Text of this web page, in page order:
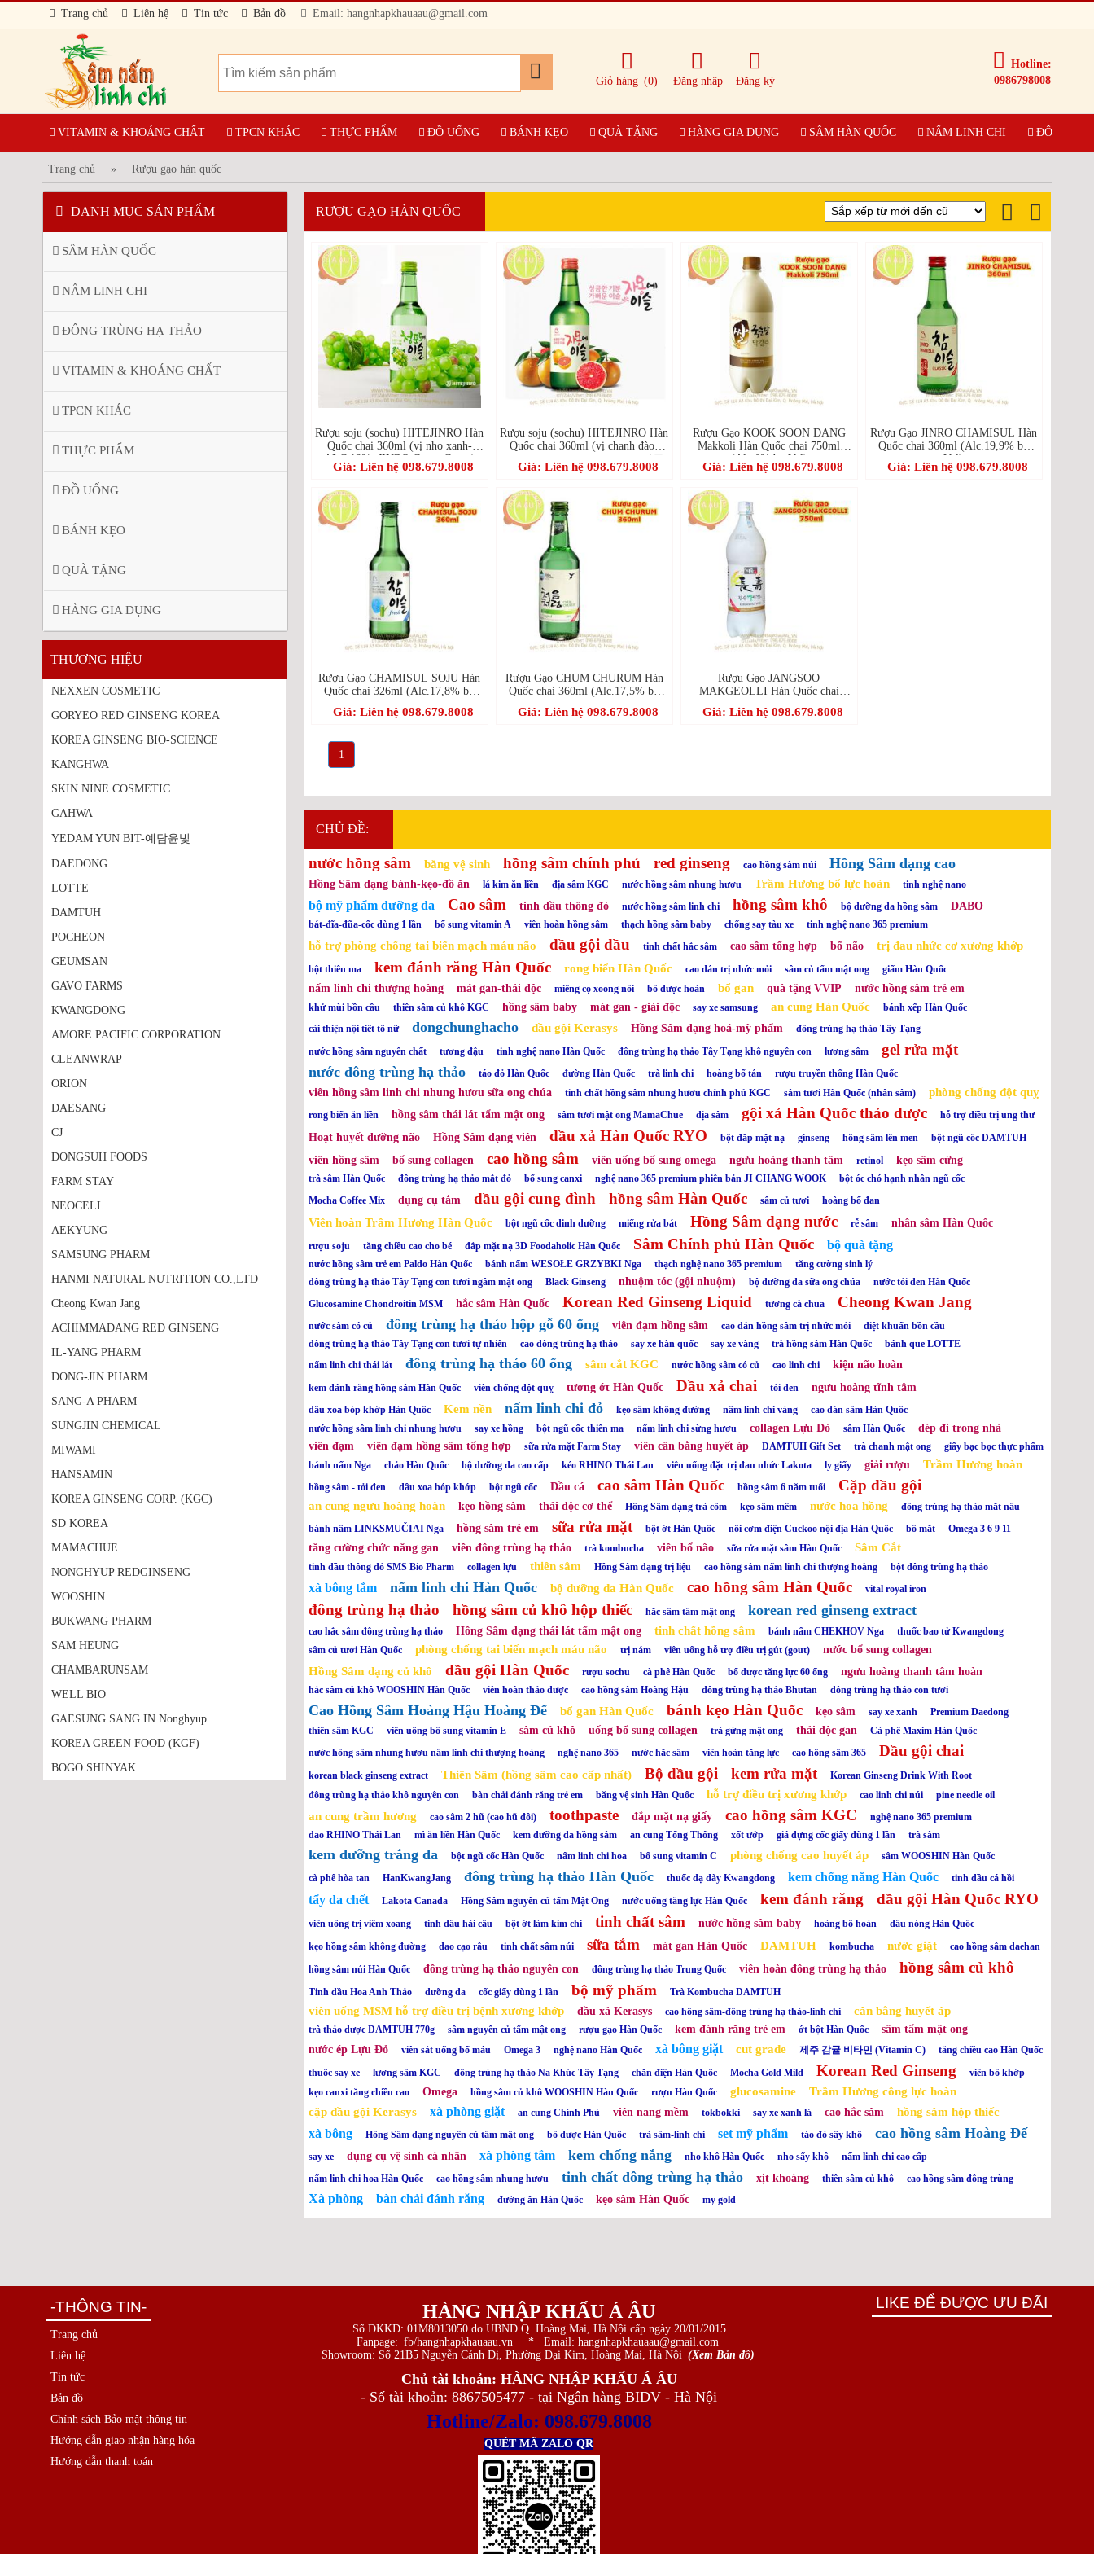
Trang chủ Liên hệ Tin tức Bản đồ Email: hangnhapkhauaau@gmail.com
Hotline:
0986798008
Giỏ hàng (0) Đăng nhập Đăng ký
VITAMIN & KHOÁNG CHẤT TPCN KHÁC THỰC PHẨM ĐỒ UỐNG BÁNH KẸO QUÀ TẶNG HÀNG GIA DỤNG SÂM HÀN QUỐC NẤM LINH CHI ĐÔNG
Trang chủ » Rượu gạo hàn quốc
DANH MỤC SẢN PHẨM
SÂM HÀN QUỐC
NẤM LINH CHI
ĐÔNG TRÙNG HẠ THẢO
VITAMIN & KHOÁNG CHẤT
TPCN KHÁC
THỰC PHẨM
ĐỒ UỐNG
BÁNH KẸO
QUÀ TẶNG
HÀNG GIA DỤNG
THƯƠNG HIỆU
NEXXEN COSMETIC
GORYEO RED GINSENG KOREA
KOREA GINSENG BIO-SCIENCE
KANGHWA
SKIN NINE COSMETIC
GAHWA
YEDAM YUN BIT-예담윤빛
DAEDONG
LOTTE
DAMTUH
POCHEON
GEUMSAN
GAVO FARMS
KWANGDONG
AMORE PACIFIC CORPORATION
CLEANWRAP
ORION
DAESANG
CJ
DONGSUH FOODS
FARM STAY
NEOCELL
AEKYUNG
SAMSUNG PHARM
HANMI NATURAL NUTRITION CO.,LTD
Cheong Kwan Jang
ACHIMMADANG RED GINSENG
IL-YANG PHARM
DONG-JIN PHARM
SANG-A PHARM
SUNGJIN CHEMICAL
MIWAMI
HANSAMIN
KOREA GINSENG CORP. (KGC)
SD KOREA
MAMACHUE
NONGHYUP REDGINSENG
WOOSHIN
BUKWANG PHARM
SAM HEUNG
CHAMBARUNSAM
WELL BIO
GAESUNG SANG IN Nonghyup
KOREA GREEN FOOD (KGF)
BOGO SHINYAK
RƯỢU GẠO HÀN QUỐC
Rượu soju (sochu) HITEJINRO Hàn
Quốc chai 360ml (vị nho xanh-
ALC.13%, JINRO Green Grape)
Giá: Liên hệ 098.679.8008
Rượu soju (sochu) HITEJINRO Hàn
Quốc chai 360ml (vị chanh đào-
ALC.13% JINRO Grapefruit-자몽
에이슬)
Giá: Liên hệ 098.679.8008
Rượu Gạo KOOK SOON DANG
Makkoli Hàn Quốc chai 750ml
(Alc.6% by Vol)
Giá: Liên hệ 098.679.8008
Rượu Gạo JINRO CHAMISUL Hàn
Quốc chai 360ml (Alc.19,9% by
Vol)
Giá: Liên hệ 098.679.8008
Rượu Gạo CHAMISUL SOJU Hàn
Quốc chai 326ml (Alc.17,8% by
Vol)
Giá: Liên hệ 098.679.8008
Rượu Gạo CHUM CHURUM Hàn
Quốc chai 360ml (Alc.17,5% by
Vol)
Giá: Liên hệ 098.679.8008
Rượu Gạo JANGSOO
MAKGEOLLI Hàn Quốc chai
750ml (Alc.6% by Vol-월매쌀막걸
리)
Giá: Liên hệ 098.679.8008
1
CHỦ ĐỀ:
nước hồng sâm băng vệ sinh hồng sâm chính phủ red ginseng cao hồng sâm núi Hồng Sâm dạng cao
Hồng Sâm dạng bánh-kẹo-đồ ăn lá kim ăn liền địa sâm KGC nước hồng sâm nhung hươu Trầm Hương bổ lực hoàn tinh nghệ nano
bộ mỹ phẩm dưỡng da Cao sâm tinh dầu thông đỏ nước hồng sâm linh chi hồng sâm khô bộ dưỡng da hồng sâm DABO
bát-đĩa-đũa-cốc dùng 1 lần bổ sung vitamin A viên hoàn hồng sâm thạch hồng sâm baby chống say tàu xe tinh nghệ nano 365 premium
hỗ trợ phòng chống tai biến mạch máu não dầu gội đầu tinh chất hắc sâm cao sâm tổng hợp bổ não trị đau nhức cơ xương khớp
bột thiên ma kem đánh răng Hàn Quốc rong biển Hàn Quốc cao dán trị nhức mỏi sâm củ tẩm mật ong giấm Hàn Quốc
nấm linh chi thượng hoàng mát gan-thải độc miếng cọ xoong nồi bổ dược hoàn bổ gan quà tặng VVIP nước hồng sâm trẻ em
khử mùi bồn cầu thiên sâm củ khô KGC hồng sâm baby mát gan - giải độc say xe samsung an cung Hàn Quốc
bánh xếp Hàn Quốc
cải thiện nội tiết tố nữ
dongchunghacho dầu gội Kerasys Hồng Sâm dạng hoá-mỹ phẩm
đông trùng hạ thảo Tây Tạng
nước hồng sâm nguyên chất
tương đậu tinh nghệ nano Hàn Quốc đông trùng hạ thảo Tây Tạng khô nguyên con lương sâm gel rửa mặt
nước đông trùng hạ thảo táo đỏ Hàn Quốc đường Hàn Quốc trà linh chi hoàng bổ tán rượu truyền thống Hàn Quốc
viên hồng sâm linh chi nhung hươu sữa ong chúa tinh chất hồng sâm nhung hươu chính phủ KGC sâm tươi Hàn Quốc (nhân sâm) phòng chống đột quỵ
rong biển ăn liền hồng sâm thái lát tẩm mật ong sâm tươi mật ong MamaChue địa sâm gội xả Hàn Quốc thảo dược hỗ trợ điều trị ung thư
Hoạt huyết dưỡng não Hồng Sâm dạng viên dầu xả Hàn Quốc RYO bột đắp mặt nạ ginseng hồng sâm lên men bột ngũ cốc DAMTUH
viên hồng sâm bổ sung collagen cao hồng sâm viên uống bổ sung omega ngưu hoàng thanh tâm retinol kẹo sâm cứng
trà sâm Hàn Quốc đông trùng hạ thảo mắt đỏ bổ sung canxi nghệ nano 365 premium phiên bản JI CHANG WOOK
bột óc chó hạnh nhân ngũ cốc
Mocha Coffee Mix
dụng cụ tắm dầu gội cung đình hồng sâm Hàn Quốc sâm củ tươi hoàng bổ đan
Viên hoàn Trầm Hương Hàn Quốc bột ngũ cốc dinh dưỡng miếng rửa bát Hồng Sâm dạng nước rễ sâm nhân sâm Hàn Quốc
rượu soju tăng chiều cao cho bé đắp mặt nạ 3D Foodaholic Hàn Quốc Sâm Chính phủ Hàn Quốc bộ quà tặng
nước hồng sâm trẻ em Paldo Hàn Quốc bánh nấm WESOŁE GRZYBKI Nga thạch nghệ nano 365 premium
tăng cường sinh lý
đông trùng hạ thảo Tây Tạng con tươi ngâm mật ong
Black Ginseng nhuộm tóc (gội nhuộm) bộ dưỡng da sữa ong chúa
nước tỏi đen Hàn Quốc
Glucosamine Chondroitin MSM
hắc sâm Hàn Quốc Korean Red Ginseng Liquid tương cà chua Cheong Kwan Jang
nước sâm có củ đông trùng hạ thảo hộp gỗ 60 ống viên đạm hồng sâm cao dán hồng sâm trị nhức mỏi
diệt khuẩn bồn cầu
đông trùng hạ thảo Tây Tạng con tươi tự nhiên
cao đông trùng hạ thảo say xe hàn quốc say xe vàng trà hồng sâm Hàn Quốc
bánh que LOTTE
nấm linh chi thái lát
đông trùng hạ thảo 60 ống sâm cắt KGC nước hồng sâm có củ cao linh chi kiện não hoàn
kem đánh răng hồng sâm Hàn Quốc viên chống đột quỵ tương ớt Hàn Quốc Dầu xả chai tỏi đen ngưu hoàng tĩnh tâm
dầu xoa bóp khớp Hàn Quốc Kem nền nấm linh chi đỏ kẹo sâm không đường nấm linh chi vàng
cao dán sâm Hàn Quốc
nước hồng sâm linh chi nhung hươu
say xe hồng bột ngũ cốc thiên ma nấm linh chi sừng hươu collagen Lựu Đỏ sâm Hàn Quốc
dép đi trong nhà
viên đạm
viên đạm hồng sâm tổng hợp sữa rửa mặt Farm Stay viên cân bằng huyết áp DAMTUH Gift Set trà chanh mật ong
giấy bạc bọc thực phẩm
bánh nấm Nga
chảo Hàn Quốc bộ dưỡng da cao cấp kéo RHINO Thái Lan viên uống đặc trị đau nhức Lakota ly giấy giải rượu Trầm Hương hoàn
hồng sâm - tỏi đen dầu xoa bóp khớp bột ngũ cốc Dầu cá cao sâm Hàn Quốc hồng sâm 6 năm tuổi Cặp dầu gội
an cung ngưu hoàng hoàn kẹo hồng sâm thải độc cơ thể Hồng Sâm dạng trà cốm kẹo sâm mềm nước hoa hồng
đông trùng hạ thảo mắt nâu
bánh nấm LINKSMUČIAI Nga
hồng sâm trẻ em sữa rửa mặt bột ớt Hàn Quốc nồi cơm điện Cuckoo nội địa Hàn Quốc bổ mắt Omega 3 6 9 11
tăng cường chức năng gan viên đông trùng hạ thảo trà kombucha viên bổ não sữa rửa mặt sâm Hàn Quốc Sâm Cắt
tinh dầu thông đỏ SMS Bio Pharm collagen lựu thiên sâm Hồng Sâm dạng trị liệu cao hồng sâm nấm linh chi thượng hoàng bột đông trùng hạ thảo
xà bông tắm nấm linh chi Hàn Quốc bộ dưỡng da Hàn Quốc cao hồng sâm Hàn Quốc vital royal iron
đông trùng hạ thảo hồng sâm củ khô hộp thiếc hắc sâm tẩm mật ong korean red ginseng extract
cao hắc sâm đông trùng hạ thảo Hồng Sâm dạng thái lát tẩm mật ong tinh chất hồng sâm bánh nấm CHEKHOV Nga
thuốc bao tử Kwangdong
sâm củ tươi Hàn Quốc
phòng chống tai biến mạch máu não trị nám viên uống hỗ trợ điều trị gút (gout) nước bổ sung collagen
Hồng Sâm dạng củ khô dầu gội Hàn Quốc rượu sochu cà phê Hàn Quốc bổ dược tăng lực 60 ống ngưu hoàng thanh tâm hoàn
hắc sâm củ khô WOOSHIN Hàn Quốc viên hoàn thảo dược cao hồng sâm Hoàng Hậu đông trùng hạ thảo Bhutan đông trùng hạ thảo con tươi
Cao Hồng Sâm Hoàng Hậu Hoàng Đế bổ gan Hàn Quốc bánh kẹo Hàn Quốc kẹo sâm say xe xanh
Premium Daedong
thiên sâm KGC
viên uống bổ sung vitamin E sâm củ khô uống bổ sung collagen trà gừng mật ong thải độc gan
Cà phê Maxim Hàn Quốc
nước hồng sâm nhung hươu nấm linh chi thượng hoàng
nghệ nano 365 nước hắc sâm viên hoàn tăng lực cao hồng sâm 365 Dầu gội chai
korean black ginseng extract Thiên Sâm (hồng sâm cao cấp nhất) Bộ dầu gội kem rửa mặt
Korean Ginseng Drink With Root
đông trùng hạ thảo khô nguyên con
bàn chải đánh răng trẻ em băng vệ sinh Hàn Quốc hỗ trợ điều trị xương khớp cao linh chi núi pine needle oil
an cung trầm hương cao sâm 2 hũ (cao hũ đôi) toothpaste đắp mặt nạ giấy cao hồng sâm KGC
nghệ nano 365 premium
dao RHINO Thái Lan
mì ăn liền Hàn Quốc kem dưỡng da hồng sâm an cung Tổng Thống xốt ướp giá đựng cốc giấy dùng 1 lần trà sâm
kem dưỡng trắng da bột ngũ cốc Hàn Quốc nấm linh chi hoa bổ sung vitamin C phòng chống cao huyết áp
sâm WOOSHIN Hàn Quốc
cà phê hòa tan
HanKwangJang đông trùng hạ thảo Hàn Quốc thuốc dạ dày Kwangdong kem chống nắng Hàn Quốc tinh dầu cá hồi
tẩy da chết Lakota Canada Hồng Sâm nguyên củ tẩm Mật Ong nước uống tăng lực Hàn Quốc kem đánh răng dầu gội Hàn Quốc RYO
viên uống trị viêm xoang tinh dầu hải cẩu bột ớt làm kim chi tinh chất sâm nước hồng sâm baby hoàng bổ hoàn
dầu nóng Hàn Quốc
kẹo hồng sâm không đường
dao cạo râu tinh chất sâm núi sữa tắm mát gan Hàn Quốc DAMTUH kombucha nước giặt
cao hồng sâm daehan
hồng sâm núi Hàn Quốc
đông trùng hạ thảo nguyên con đông trùng hạ thảo Trung Quốc viên hoàn đông trùng hạ thảo hồng sâm củ khô
Tinh dầu Hoa Anh Thảo dưỡng da cốc giấy dùng 1 lần bộ mỹ phẩm Trà Kombucha DAMTUH
viên uống MSM hỗ trợ điều trị bệnh xương khớp dầu xả Kerasys cao hồng sâm-đông trùng hạ thảo-linh chi cân bằng huyết áp
trà thảo dược DAMTUH 770g sâm nguyên củ tẩm mật ong rượu gạo Hàn Quốc kem đánh răng trẻ em ớt bột Hàn Quốc
sâm tẩm mật ong
nước ép Lựu Đỏ
viên sắt uống bổ máu Omega 3 nghệ nano Hàn Quốc xà bông giặt cut grade 제주 감귤 비타민 (Vitamin C)
tăng chiều cao Hàn Quốc
thuốc say xe
lương sâm KGC đông trùng hạ thảo Na Khúc Tây Tạng chăn điện Hàn Quốc Mocha Gold Mild Korean Red Ginseng
viên bổ khớp
kẹo canxi tăng chiều cao
Omega hồng sâm củ khô WOOSHIN Hàn Quốc rượu Hàn Quốc glucosamine
Trầm Hương công lực hoàn
cặp dầu gội Kerasys
xà phòng giặt an cung Chính Phủ viên nang mềm tokbokki say xe xanh lá cao hắc sâm hồng sâm hộp thiếc
xà bông Hồng Sâm dạng nguyên củ tẩm mật ong bổ dược Hàn Quốc trà sâm-linh chi set mỹ phẩm táo đỏ sấy khô cao hồng sâm Hoàng Đế
say xe dụng cụ vệ sinh cá nhân xà phòng tắm kem chống nắng nho khô Hàn Quốc nho sấy khô
nấm linh chi cao cấp
nấm linh chi hoa Hàn Quốc
cao hồng sâm nhung hươu tinh chất đông trùng hạ thảo xịt khoáng thiên sâm củ khô cao hồng sâm đông trùng
Xà phòng bàn chải đánh răng đường ăn Hàn Quốc kẹo sâm Hàn Quốc my gold
-THÔNG TIN-
Trang chủ
Liên hệ
Tin tức
Bản đồ
Chính sách Bảo mật thông tin
Hướng dẫn giao nhận hàng hóa
Hướng dẫn thanh toán
HÀNG NHẬP KHẨU Á ÂU
Số ĐKKD: 01M8013050 do UBND Q. Hoàng Mai, Hà Nội cấp ngày 20/01/2015
Fanpage: fb/hangnhapkhauaau.vn
* Email: hangnhapkhauaau@gmail.com
Showroom: Số 21B5 Nguyễn Cảnh Dị, Phường Đại Kim, Hoàng Mai, Hà Nội (Xem Bản đồ)
Chủ tài khoản: HÀNG NHẬP KHẨU Á ÂU
- Số tài khoản: 8867505477 - tại Ngân hàng BIDV - Hà Nội
Hotline/Zalo: 098.679.8008
QUÉT MÃ ZALO QR
LIKE ĐỂ ĐƯỢC ƯU ĐÃI